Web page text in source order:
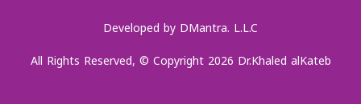
All Rights Reserved, © Copyright 2026 Dr.Khaled alKateb
Developed by DMantra. L.L.C